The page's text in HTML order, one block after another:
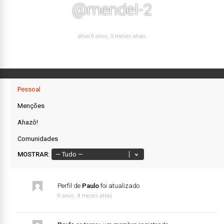
@mendel-2
ativo 9 anos, 5 meses atrás
Pessoal
Menções
Ahazô!
Comunidades
MOSTRAR:
Perfil de Paulo foi atualizado
9 anos, 4 meses atrás